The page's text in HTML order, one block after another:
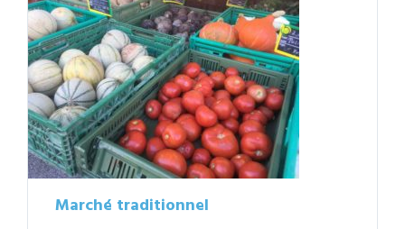
Marché traditionnel